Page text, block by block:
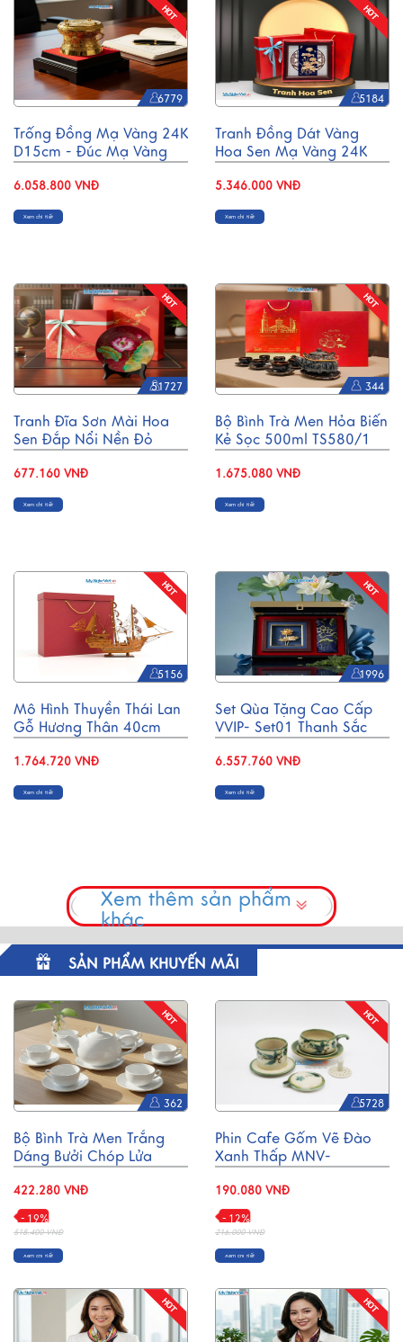
6779
Trống Đồng Mạ Vàng 24K
D15cm - Đúc Mạ Vàng
6.058.800 VNĐ
Xem chi tiết
5184
Tranh Đồng Dát Vàng
Hoa Sen Mạ Vàng 24K
5.346.000 VNĐ
Xem chi tiết
51727
Tranh Đĩa Sơn Mài Hoa
Sen Đắp Nổi Nền Đỏ
677.160 VNĐ
Xem chi tiết
344
Bộ Bình Trà Men Hỏa Biến
Kẻ Sọc 500ml TS580/1
1.675.080 VNĐ
Xem chi tiết
5156
Mô Hình Thuyền Thái Lan
Gỗ Hương Thân 40cm
1.764.720 VNĐ
Xem chi tiết
1996
Set Qùa Tặng Cao Cấp
VVIP- Set01 Thanh Sắc
6.557.760 VNĐ
Xem chi tiết
Xem thêm sản phẩm
khác
SẢN PHẨM KHUYẾN MÃI
362
Bộ Bình Trà Men Trắng
Dáng Bưởi Chóp Lửa
422.280 VNĐ
- 19%
518.400 VNĐ
Xem chi tiết
5728
Phin Cafe Gốm Vẽ Đào
Xanh Thấp MNV-
190.080 VNĐ
- 12%
216.000 VNĐ
Xem chi tiết